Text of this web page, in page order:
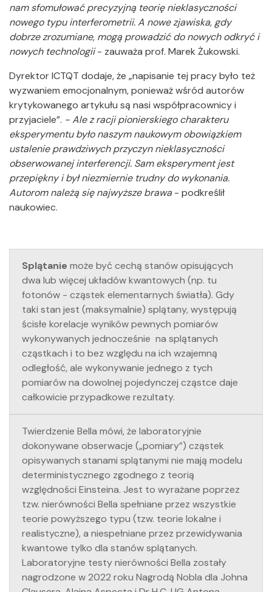
nam sfomułować precyzyjną teorię nieklasyczności
nowego typu interferometrii. A nowe zjawiska, gdy
dobrze zrozumiane, mogą prowadzić do nowych odkryć i
nowych technologii- zauważa prof. Marek Żukowski.
Dyrektor ICTQT dodaje, że „napisanie tej pracy było też
wyzwaniem emocjonalnym, ponieważ wśród autorów
krytykowanego artykułu są nasi współpracownicy i
przyjaciele”. - Ale z racji pionierskiego charakteru
eksperymentu było naszym naukowym obowiązkiem
ustalenie prawdziwych przyczyn nieklasyczności
obserwowanej interferencji. Sam eksperyment jest
przepiękny i był niezmiernie trudny do wykonania.
Autorom należą się najwyższe brawa - podkreślił
naukowiec.
Splątanie może być cechą stanów opisujących
dwa lub więcej układów kwantowych (np. tu
fotonów - cząstek elementarnych światła). Gdy
taki stan jest (maksymalnie) splątany, występują
ścisłe korelacje wyników pewnych pomiarów
wykonywanych jednocześnie na splątanych
cząstkach i to bez względu na ich wzajemną
odległość, ale wykonywanie jednego z tych
pomiarów na dowolnej pojedynczej cząstce daje
całkowicie przypadkowe rezultaty.
Twierdzenie Bella mówi, że laboratoryjnie
dokonywane obserwacje („pomiary”) cząstek
opisywanych stanami splątanymi nie mają modelu
deterministycznego zgodnego z teorią
względności Einsteina. Jest to wyrażane poprzez
tzw. nierówności Bella spełniane przez wszystkie
teorie powyższego typu (tzw. teorie lokalne i
realistyczne), a niespełniane przez przewidywania
kwantowe tylko dla stanów splątanych.
Laboratoryjne testy nierówności Bella zostały
nagrodzone w 2022 roku Nagrodą Nobla dla Johna